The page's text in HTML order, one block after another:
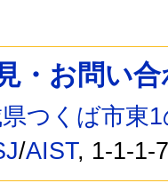
・お問い
つくば市東
/AIST, 1-1-1-